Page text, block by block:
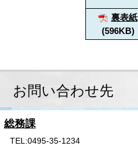
裏表紙
(596KB)
お問い合わせ先
総務課
TEL:0495-35-1234